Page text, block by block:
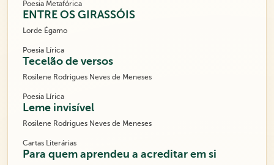
Poesia Metafórica
ENTRE OS GIRASSÓIS
Lorde Égamo
Poesia Lírica
Tecelão de versos
Rosilene Rodrigues Neves de Meneses
Poesia Lírica
Leme invisível
Rosilene Rodrigues Neves de Meneses
Cartas Literárias
Para quem aprendeu a acreditar em si